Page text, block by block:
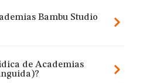
Bambu Studio
de Academias